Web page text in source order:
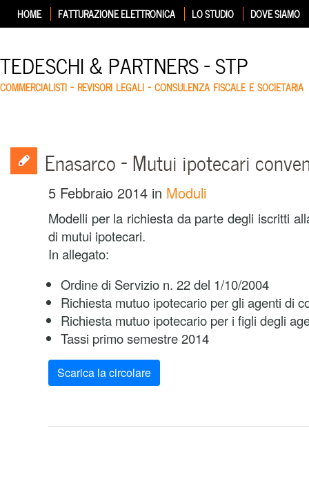
HOME FATTURAZIONE ELETTRONICA LO STUDIO DOVE SIAMO
TEDESCHI & PARTNERS – STP
COMMERCIALISTI – REVISORI LEGALI – CONSULENZA FISCALE E SOCIETARIA
Enasarco – Mutui ipotecari
5 Febbraio 2014 in Moduli
Modelli per la richiesta da parte degli iscritti
di mutui ipotecari.
In allegato:
Ordine di Servizio n. 22 del 1/10/2004
Richiesta mutuo ipotecario per gli agenti di
Richiesta mutuo ipotecario per i figli degli
Tassi primo semestre 2014
Scarica la circolare